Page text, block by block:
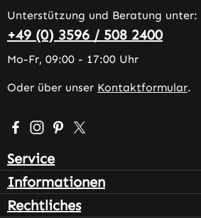
Unterstützung und Beratung unter:
+49 (0) 3596 / 508 2400
Mo-Fr, 09:00 - 17:00 Uhr
Oder über unser Kontaktformular.
Besuche uns auf Facebook –
Schau auf Instagram vorbei –
Lass dich auf Pinterest
Folge uns auf X –
Service
Informationen
Rechtliches